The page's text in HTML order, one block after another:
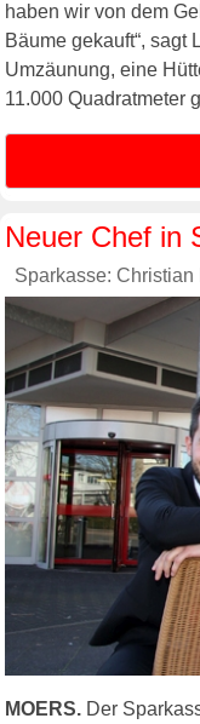
haben wir von dem
Bäume gekauft“,
Umzäunung, eine
11.000 Quadratmeter
Neuer Chef in
Sparkasse:
MOERS. Der